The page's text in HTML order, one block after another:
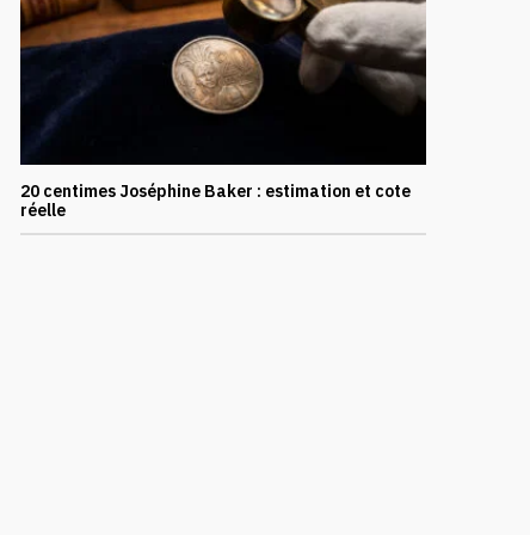
20 centimes Joséphine Baker : estimation et cote
réelle